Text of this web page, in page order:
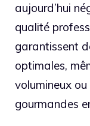
aujourd’hui
qualité
garantissent
optimales,
volumineux
gourmandes